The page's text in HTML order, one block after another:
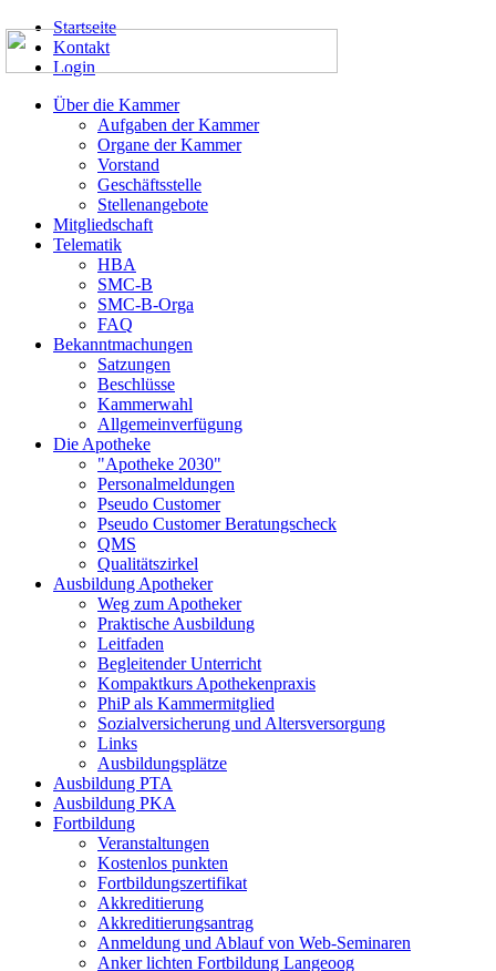
Startseite
Kontakt
Login
Über die Kammer
Aufgaben der Kammer
Organe der Kammer
Vorstand
Geschäftsstelle
Stellenangebote
Mitgliedschaft
Telematik
HBA
SMC-B
SMC-B-Orga
FAQ
Bekanntmachungen
Satzungen
Beschlüsse
Kammerwahl
Allgemeinverfügung
Die Apotheke
"Apotheke 2030"
Personalmeldungen
Pseudo Customer
Pseudo Customer Beratungscheck
QMS
Qualitätszirkel
Ausbildung Apotheker
Weg zum Apotheker
Praktische Ausbildung
Leitfaden
Begleitender Unterricht
Kompaktkurs Apothekenpraxis
PhiP als Kammermitglied
Sozialversicherung und Altersversorgung
Links
Ausbildungsplätze
Ausbildung PTA
Ausbildung PKA
Fortbildung
Veranstaltungen
Kostenlos punkten
Fortbildungszertifikat
Akkreditierung
Akkreditierungsantrag
Anmeldung und Ablauf von Web-Seminaren
Anker lichten Fortbildung Langeoog